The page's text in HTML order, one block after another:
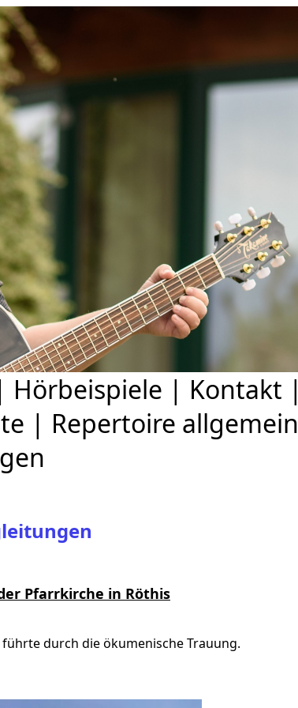
Hörbeispiele | Kontakt |
| Repertoire allgemein
Pfarrkirche in Röthis
durch die ökumenische Trauung.